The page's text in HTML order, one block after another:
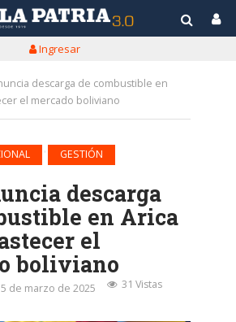
Ingresar
descarga de combustible en
el mercado boliviano
GESTIÓN
descarga
en Arica
el
boliviano
de marzo de 2025 31 Vistas